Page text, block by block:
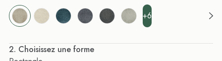
+6
. Choisissez une forme